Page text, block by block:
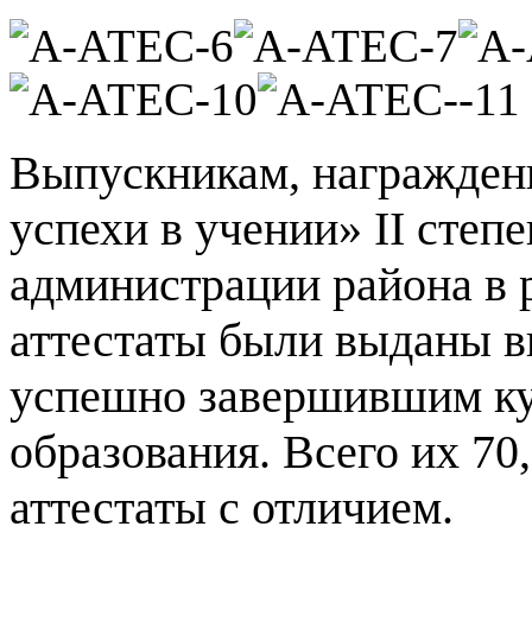
Выпускникам,
успехи в учении» II
администрации района в
аттестаты были выданы
успешно завершившим
образования. Всего их
аттестаты с отличием.